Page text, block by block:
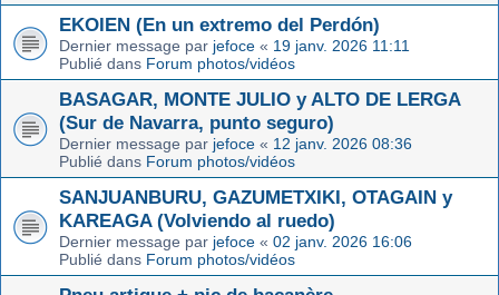
EKOIEN (En un extremo del Perdón)
Dernier message par jefoce « 19 janv. 2026 11:11
Publié dans Forum photos/vidéos
BASAGAR, MONTE JULIO y ALTO DE LERGA
(Sur de Navarra, punto seguro)
Dernier message par jefoce « 12 janv. 2026 08:36
Publié dans Forum photos/vidéos
SANJUANBURU, GAZUMETXIKI, OTAGAIN y
KAREAGA (Volviendo al ruedo)
Dernier message par jefoce « 02 janv. 2026 16:06
Publié dans Forum photos/vidéos